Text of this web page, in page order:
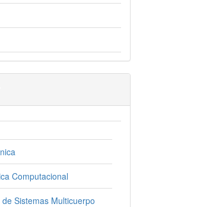
Computacional
Sistemas Multicuerpo